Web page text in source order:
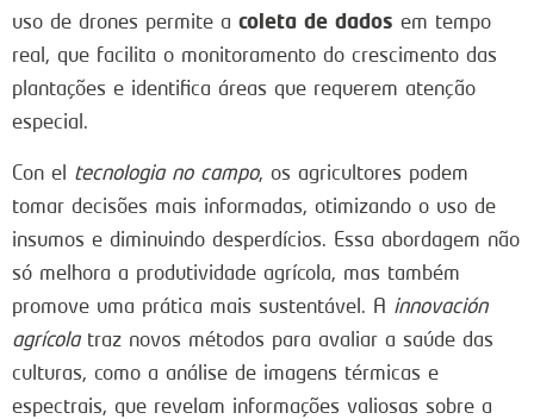
uso de drones permite a coleta de dados em tempo
real, que facilita o monitoramento do crescimento das
plantações e identifica áreas que requerem atenção
especial.
Con el tecnologia no campo, os agricultores podem
tomar decisões mais informadas, otimizando o uso de
insumos e diminuindo desperdícios. Essa abordagem não
só melhora a produtividade agrícola, mas também
promove uma prática mais sustentável. A innovación
agrícolatraz novos métodos para avaliar a saúde das
culturas, como a análise de imagens térmicas e
espectrais, que revelam informações valiosas sobre a